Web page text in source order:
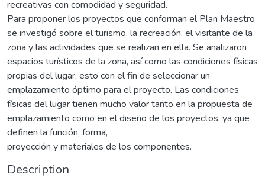
recreativas con comodidad y seguridad.
Para proponer los proyectos que conforman el Plan Maestro
se investigó sobre el turismo, la recreación, el visitante de la
zona y las actividades que se realizan en ella. Se analizaron
espacios turísticos de la zona, así como las condiciones físicas
propias del lugar, esto con el fin de seleccionar un
emplazamiento óptimo para el proyecto. Las condiciones
físicas del lugar tienen mucho valor tanto en la propuesta de
emplazamiento como en el diseño de los proyectos, ya que
definen la función, forma,
proyección y materiales de los componentes.
Description